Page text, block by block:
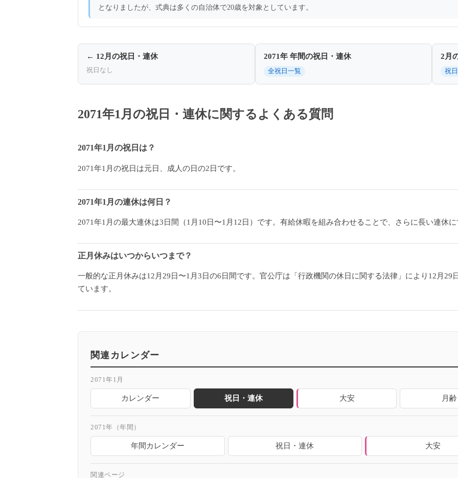
となりましたが、式典は多くの自治体で20歳を対象としています。
← 12月の祝日・連休
祝日なし
2071年 年間の祝日・連休
全祝日一覧
2月
祝
2071年1月の祝日・連休に関するよくある質問
2071年1月の祝日は？
2071年1月の祝日は元日、成人の日の2日です。
2071年1月の連休は何日？
2071年1月の最大連休は3日間（1月10日〜1月12日）です。有給休暇を組み合わせることで、さらに長い連休
正月休みはいつからいつまで？
一般的な正月休みは12月29日〜1月3日の6日間です。官公庁は「行政機関の休日に関する法律」により12月29
ています。
関連カレンダー
2071年1月
カレンダー 祝日・連休 大安 月齢
2071年（年間）
年間カレンダー 祝日・連休 大安
関連ページ